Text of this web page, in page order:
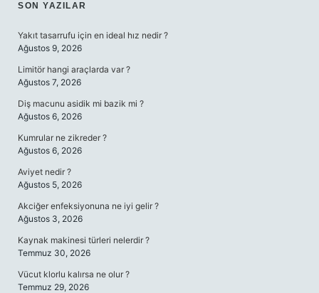
SIDEBAR
SON YAZILAR
Yakıt tasarrufu için en ideal hız nedir ?
Ağustos 9, 2026
Limitör hangi araçlarda var ?
Ağustos 7, 2026
Diş macunu asidik mi bazik mi ?
Ağustos 6, 2026
Kumrular ne zikreder ?
Ağustos 6, 2026
Aviyet nedir ?
Ağustos 5, 2026
Akciğer enfeksiyonuna ne iyi gelir ?
Ağustos 3, 2026
Kaynak makinesi türleri nelerdir ?
Temmuz 30, 2026
Vücut klorlu kalırsa ne olur ?
Temmuz 29, 2026